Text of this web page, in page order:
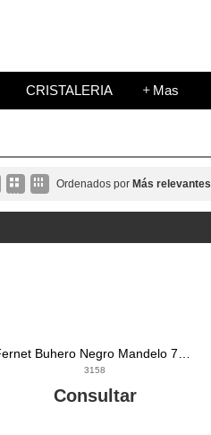
CRISTALERIA Mas
Ordenados por Más relevantes
3158
Consultar